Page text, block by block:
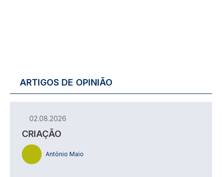
ARTIGOS DE OPINIÃO
02.08.2026
CRIAÇÃO
António Maio